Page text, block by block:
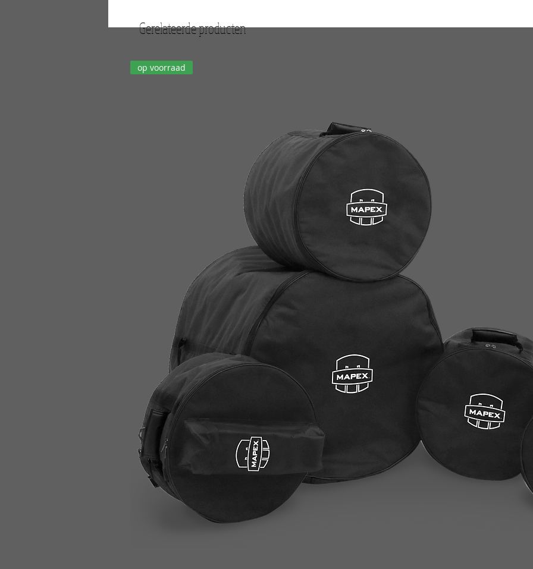
Gerelateerde producten
op voorraad